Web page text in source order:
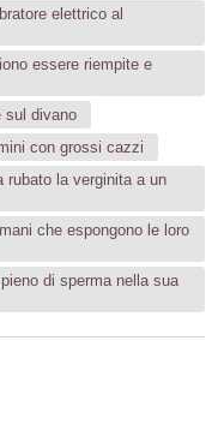
elettrico al
essere riempite e
sul divano
con grossi cazzi
rubato la verginita a un
che espongono le loro
di sperma nella sua